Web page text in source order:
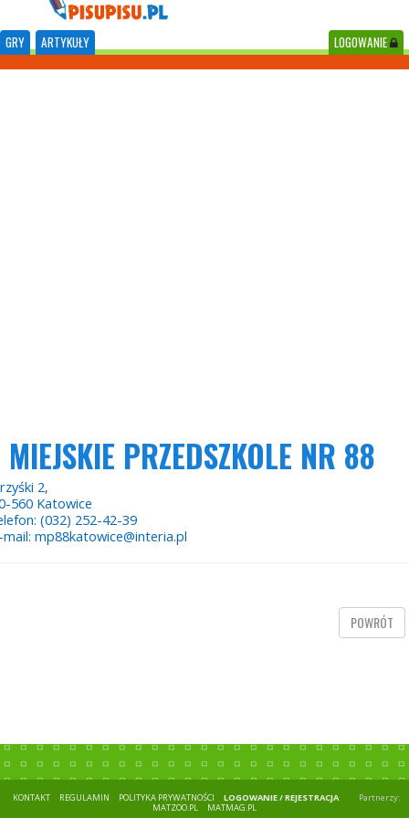
GRY ARTYKUŁY LOGOWANIE
MIEJSKIE PRZEDSZKOLE NR 88
2,
560 Katowice
(032) 252-42-39
mp88katowice@interia.pl
POWRÓT
KONTAKT REGULAMIN POLITYKA PRYWATNOŚCI LOGOWANIE / REJESTRACJA
Partnerzy:
MATZOO.PL
MATMAG.PL